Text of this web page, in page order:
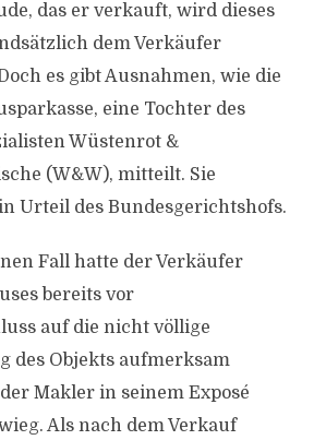
das er verkauft, wird dieses
dem Verkäufer
es gibt Ausnahmen, wie die
eine Tochter des
Wüstenrot &
(W&W), mitteilt. Sie
Urteil des Bundesgerichtshofs.
Fall hatte der Verkäufer
bereits vor
auf die nicht völlige
des Objekts aufmerksam
Makler in seinem Exposé
Als nach dem Verkauf